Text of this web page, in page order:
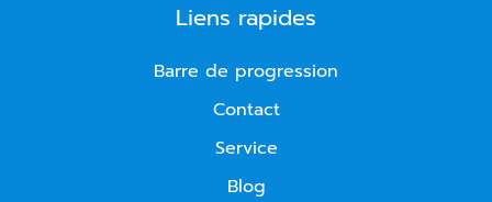
Liens rapides
Barre de progression
Contact
Service
Blog